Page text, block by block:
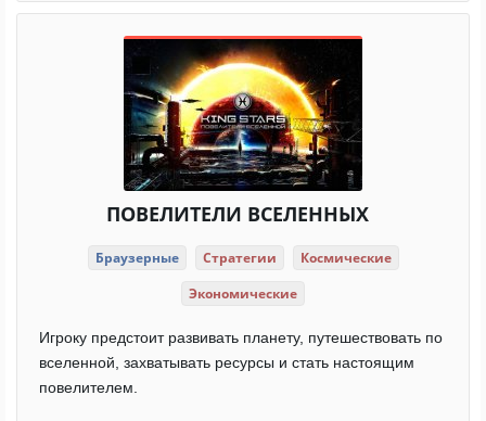
ПОВЕЛИТЕЛИ ВСЕЛЕННЫХ
Браузерные Стратегии
Космические
Экономические
Игроку предстоит развивать планету, путешествовать по
вселенной, захватывать ресурсы и стать настоящим
повелителем.